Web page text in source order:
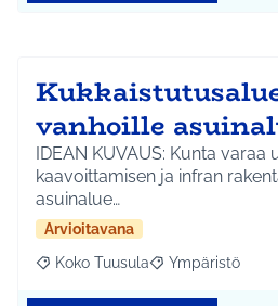
vanhoille
IDEAN KUVAUS: Kunta varaa
kaavoittamisen ja infran
asuinalue…
Arvioitavana
Rajaa tulokset aihepiirin mukaan:
Koko Tuusula Rajaa tulokset
Ympäristö